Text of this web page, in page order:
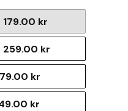
179.00 kr
259.00 kr
kr
kr